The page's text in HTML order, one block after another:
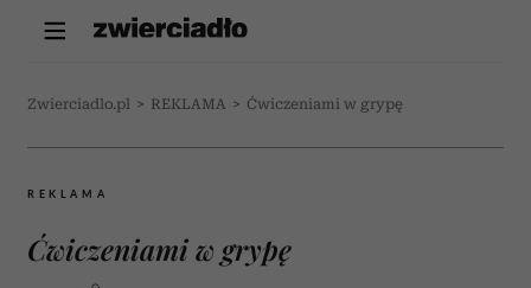
Zwierciadlo.pl > REKLAMA > Ćwiczeniami w grypę
REKLAMA
Ćwiczeniami w grypę